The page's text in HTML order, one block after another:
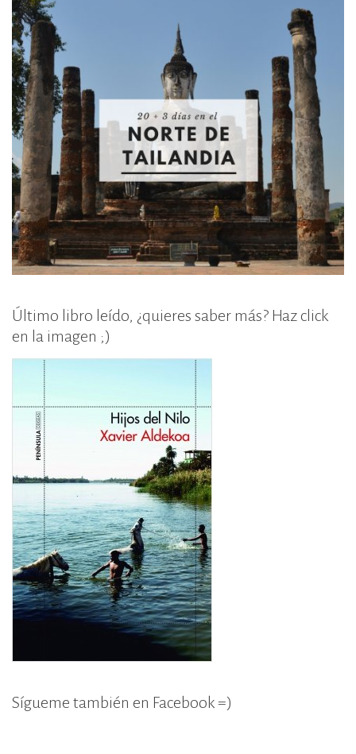
Último libro leído, ¿quieres saber más? Haz click
en la imagen ;)
Sígueme también en Facebook =)